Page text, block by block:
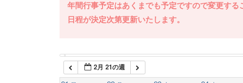
年間行事予定はあくまでも予定ですので変更する
日程が決定次第更新いたします。
2月 21の週
5:00 AM
7:00 AM